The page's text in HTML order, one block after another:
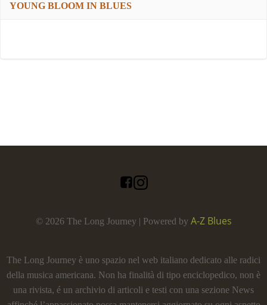
YOUNG BLOOM IN BLUES
© 2026 The Long Journey | Powered by A-Z Blues
The Long Journey è uno spazio nel web italiano dedicato alle radici
della musica americana. Non ha finalità di tipo enciclopedico, non è
una rivista, é un archivio di articoli e testi con una sezione News